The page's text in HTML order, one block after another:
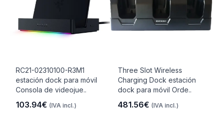
RC21-02310100-R3M1
estación dock para móvil
Consola de videojue..
103.94€ (IVA incl.)
Three Slot Wireless
Charging Dock estación
dock para móvil Orde..
481.56€ (IVA incl.)